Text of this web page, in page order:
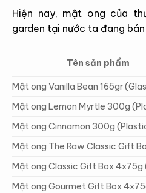
Hiện nay, mật ong của
garden tại nước ta đang
Tên sản phẩm
Mật ong Vanilla Bean 165gr
Mật ong Lemon Myrtle 300g
Mật ong Cinnamon 300g
Mật ong The Raw Classic Gift
Mật ong Classic Gift Box 4x75g
Mật ong Gourmet Gift Box